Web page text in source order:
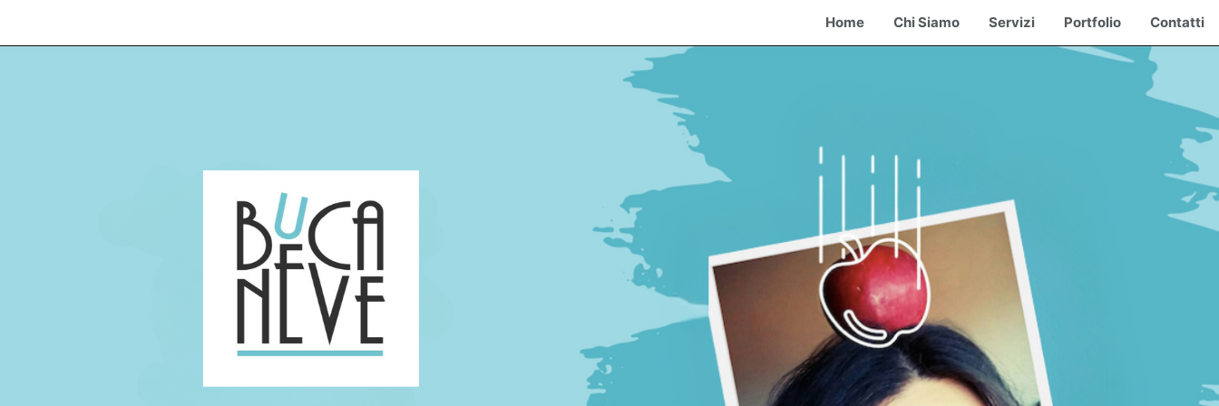
Home Chi Siamo Servizi Portfolio Contatti